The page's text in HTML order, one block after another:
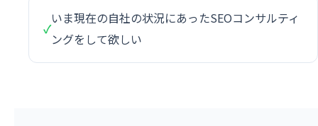
✓
いま現在の自社の状況にあったSEOコンサルティ
ングをして欲しい